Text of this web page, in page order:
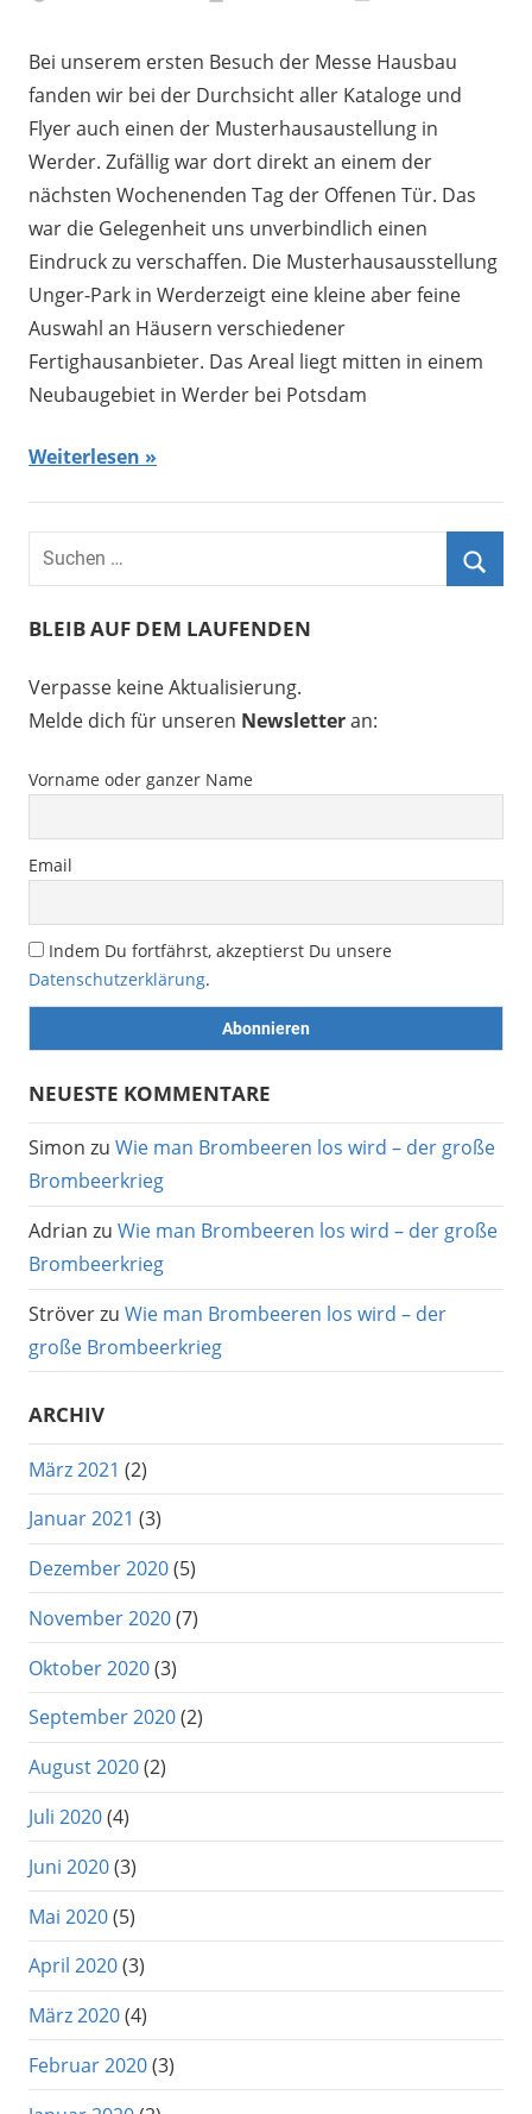
Bei unserem ersten Besuch der Messe Hausbau
fanden wir bei der Durchsicht aller Kataloge und
Flyer auch einen der Musterhausaustellung in
Werder. Zufällig war dort direkt an einem der
nächsten Wochenenden Tag der Offenen Tür. Das
war die Gelegenheit uns unverbindlich einen
Eindruck zu verschaffen. Die Musterhausausstellung
Unger-Park in Werderzeigt eine kleine aber feine
Auswahl an Häusern verschiedener
Fertighausanbieter. Das Areal liegt mitten in einem
Neubaugebiet in Werder bei Potsdam
Weiterlesen
BLEIB AUF DEM LAUFENDEN
Verpasse keine Aktualisierung.
Melde dich für unseren Newsletteran:
Vorname oder ganzer Name
Email
Indem Du fortfährst, akzeptierst Du unsere
Datenschutzerklärung.
NEUESTE KOMMENTARE
Simon zu Wie man Brombeeren los wird – der große
Brombeerkrieg
Adrian zu Wie man Brombeeren los wird – der große
Brombeerkrieg
Ströverzu Wie man Brombeeren los wird – der
große Brombeerkrieg
ARCHIV
März 2021 (2)
Januar 2021 (3)
Dezember 2020(5)
November 2020(7)
Oktober 2020(3)
September 2020(2)
August 2020(2)
Juli 2020(4)
Juni 2020(3)
Mai 2020(5)
April 2020(3)
März 2020(4)
Februar 2020(3)